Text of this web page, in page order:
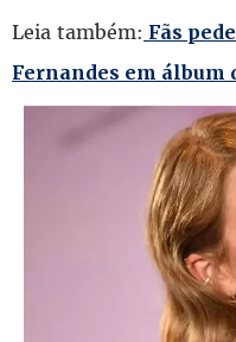
Leia também: Fãs
Fernandes em álbum